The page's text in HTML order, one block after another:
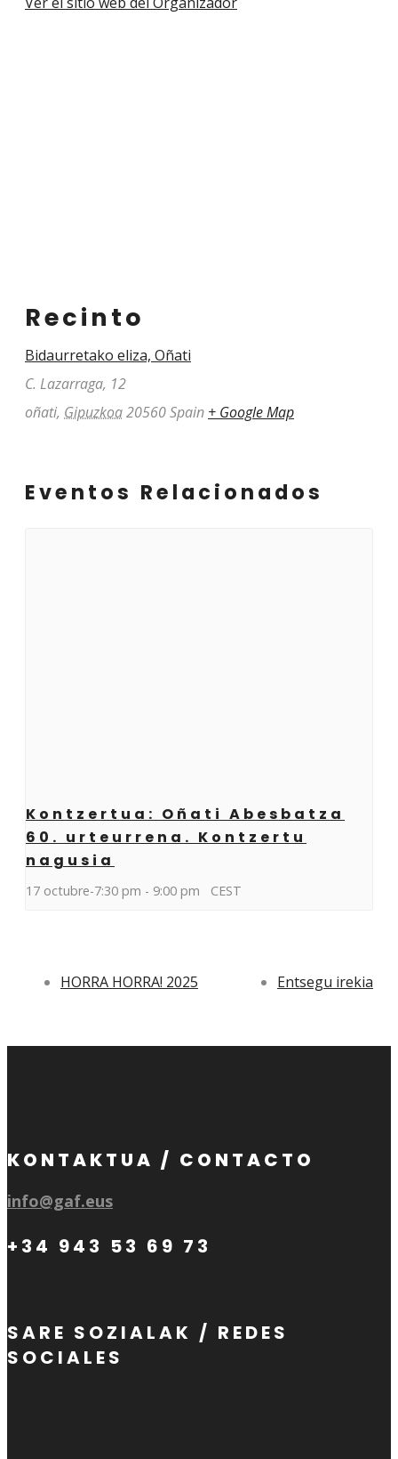
Recinto
Bidaurretako eliza, Oñati
C. Lazarraga, 12
oñati, Gipuzkoa20560Spain + Google Map
Eventos Relacionados
Kontzertua: Oñati Abesbatza
60. urteurrena. Kontzertu
nagusia
17 octubre-7:30 pm - 9:00 pm CEST
HORRA HORRA! 2025 Entsegu irekia
KONTAKTUA / CONTACTO
info@gaf.eus
+34 943 53 69 73
SARE SOZIALAK / REDES
SOCIALES